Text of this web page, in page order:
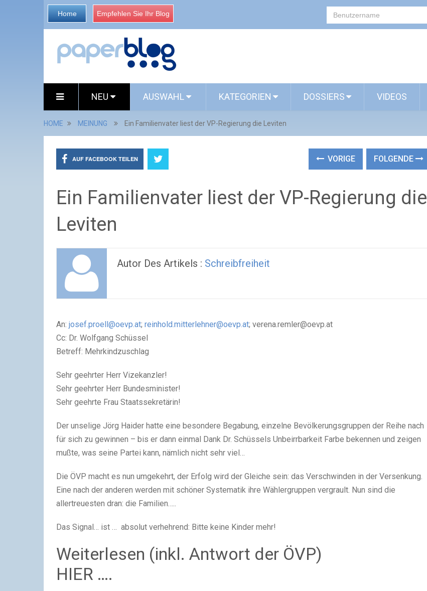
Home Empfehlen Sie Ihr Blog
NEU AUSWAHL KATEGORIEN DOSSIERS VIDEOS
HOME MEINUNG Ein Familienvater liest der VP-Regierung die Leviten
AUF FACEBOOK TEILEN VORIGE FOLGENDE
Ein Familienvater liest der VP-Regierung die
Leviten
Autor Des Artikels : Schreibfreiheit
An: josef.proell@oevp.at; reinhold.mitterlehner@oevp.at; verena.remler@oevp.at
Cc: Dr. Wolfgang Schüssel
Betreff: Mehrkindzuschlag
Sehr geehrter Herr Vizekanzler!
Sehr geehrter Herr Bundesminister!
Sehr geehrte Frau Staatssekretärin!
Der unselige Jörg Haider hatte eine besondere Begabung, einzelne Bevölkerungsgruppen der Reihe nach
für sich zu gewinnen – bis er dann einmal Dank Dr. Schüssels Unbeirrbarkeit Farbe bekennen und zeigen
mußte, was seine Partei kann, nämlich nicht sehr viel…
Die ÖVP macht es nun umgekehrt, der Erfolg wird der Gleiche sein: das Verschwinden in der Versenkung.
Eine nach der anderen werden mit schöner Systematik ihre Wählergruppen vergrault. Nun sind die
allertreuesten dran: die Familien…..
Das Signal… ist … absolut verhehrend: Bitte keine Kinder mehr!
Weiterlesen (inkl. Antwort der ÖVP)
HIER ….